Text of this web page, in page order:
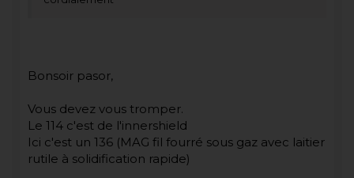
Bonsoir pasor,
Vous devez vous tromper.
Le 114 c'est de l'innershield
Ici c'est un 136 (MAG fil fourré sous gaz avec laitier
rutile à solidification rapide)